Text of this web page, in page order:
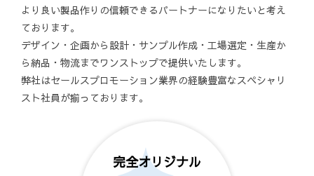
より良い製品作りの信頼できるパートナーになりたいと考え
ております。
デザイン・企画から設計・サンプル作成・工場選定・生産か
ら納品・物流までワンストップで提供いたします。
弊社はセールスプロモーション業界の経験豊富なスペシャリ
スト社員が揃っております。
完全オリジナル